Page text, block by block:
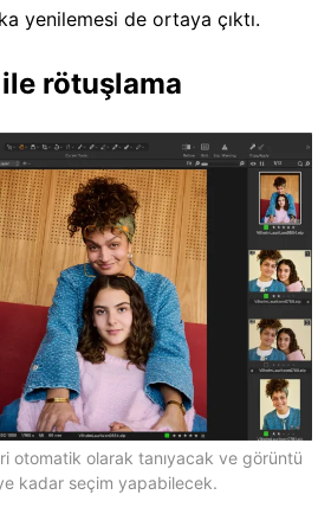
yenilemesi de ortaya çıktı.
rötuşlama
otomatik olarak tanıyacak ve görüntü
kadar seçim yapabilecek.